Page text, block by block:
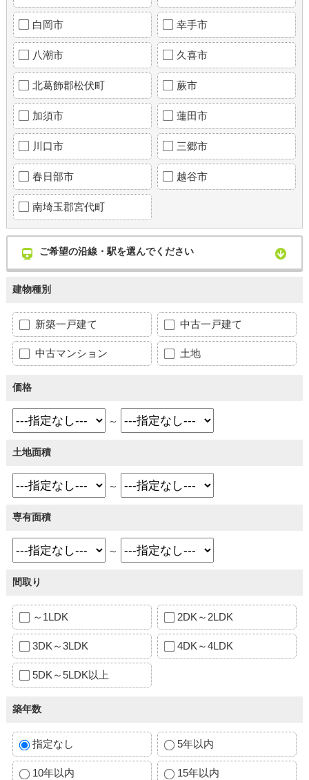
白岡市 幸手市
八潮市 久喜市
北葛飾郡松伏町 蕨市
加須市 蓮田市
川口市 三郷市
春日部市 越谷市
南埼玉郡宮代町
ご希望の沿線・駅を選んでください
建物種別
新築一戸建て 中古一戸建て
中古マンション 土地
価格
～
土地面積
～
専有面積
～
間取り
～1LDK 2DK～2LDK
3DK～3LDK 4DK～4LDK
5DK～5LDK以上
築年数
指定なし 5年以内
10年以内 15年以内